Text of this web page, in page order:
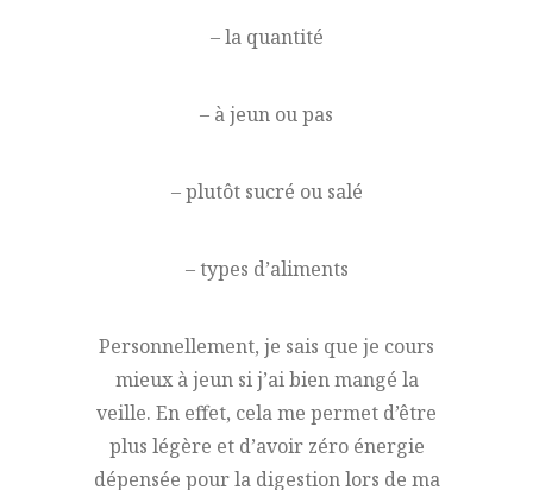
– la quantité
– à jeun ou pas
– plutôt sucré ou salé
– types d’aliments
Personnellement, je sais que je cours
mieux à jeun si j’ai bien mangé la
veille. En effet, cela me permet d’être
plus légère et d’avoir zéro énergie
dépensée pour la digestion lors de ma